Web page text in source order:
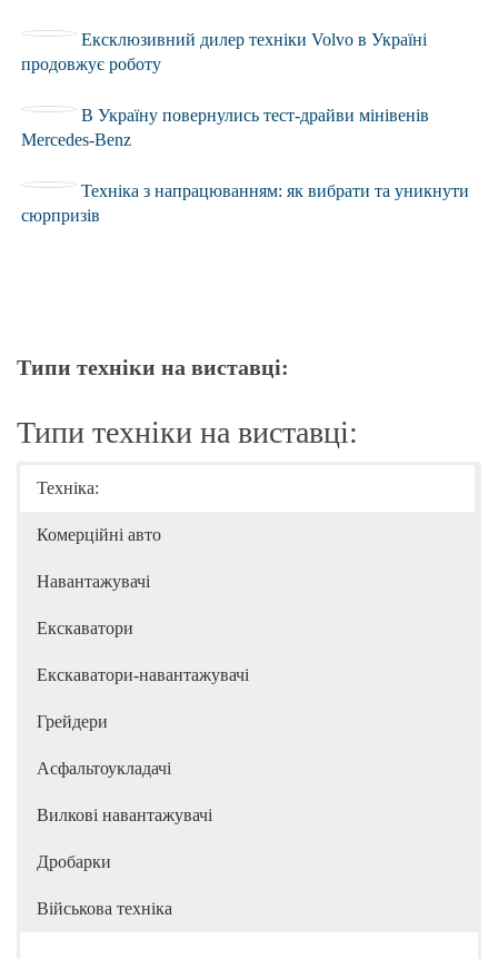
Ексклюзивний дилер техніки Volvo в Україні
продовжує роботу
В Україну повернулись тест-драйви мінівенів
Mercedes-Benz
Техніка з напрацюванням: як вибрати та уникнути
сюрпризів
Типи техніки на виставці:
Типи техніки на виставці:
Техніка:
Комерційні авто
Навантажувачі
Екскаватори
Екскаватори-навантажувачі
Грейдери
Асфальтоукладачі
Вилкові навантажувачі
Дробарки
Військова техніка